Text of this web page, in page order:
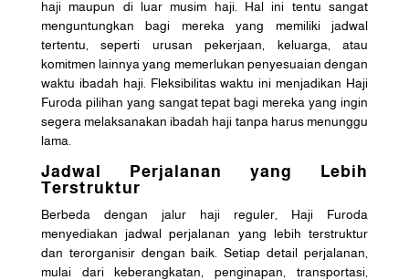
haji maupun di luar musim haji. Hal ini tentu sangat
menguntungkan bagi mereka yang memiliki jadwal
tertentu, seperti urusan pekerjaan, keluarga, atau
komitmen lainnya yang memerlukan penyesuaian dengan
waktu ibadah haji. Fleksibilitas waktu ini menjadikan Haji
Furoda pilihan yang sangat tepat bagi mereka yang ingin
segera melaksanakan ibadah haji tanpa harus menunggu
lama.
Jadwal Perjalanan yang Lebih
Terstruktur
Berbeda dengan jalur haji reguler, Haji Furoda
menyediakan jadwal perjalanan yang lebih terstruktur
dan terorganisir dengan baik. Setiap detail perjalanan,
mulai dari keberangkatan, penginapan, transportasi,